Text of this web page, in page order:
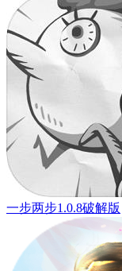
一步两步1.0.8破解版